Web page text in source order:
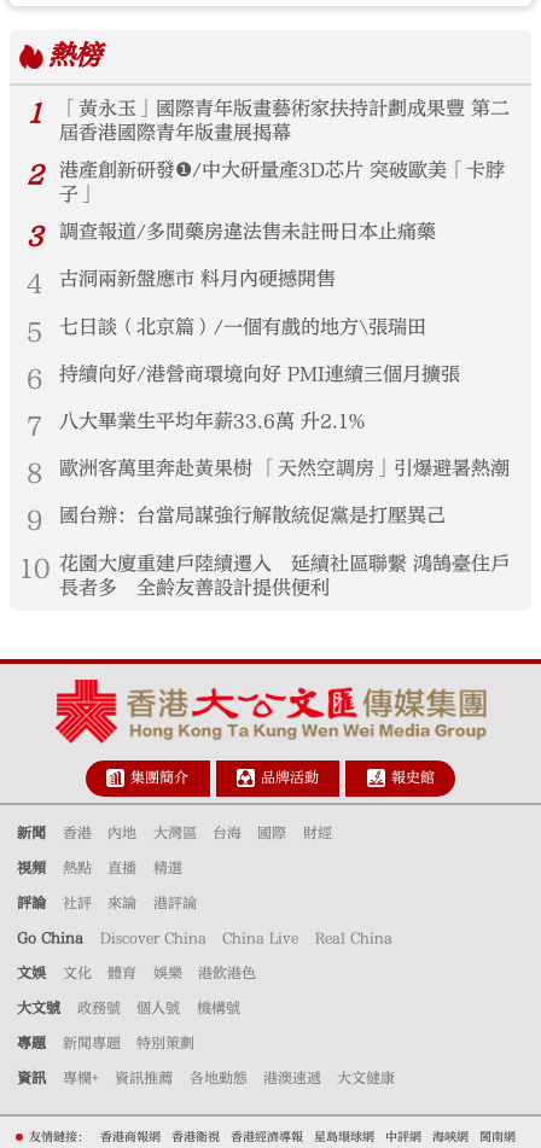
熱榜
1
「黃永玉」國際青年版畫藝術家扶持計劃成果豐 第二
屆香港國際青年版畫展揭幕
2
港產創新研發❶/中大研量產3D芯片 突破歐美「卡脖
子」
3 調查報道/多間藥房違法售未註冊日本止痛藥
4 古洞兩新盤應市 料月內硬撼開售
5 七日談（北京篇）/一個有戲的地方\張瑞田
6 持續向好/港營商環境向好 PMI連續三個月擴張
7 八大畢業生平均年薪33.6萬 升2.1%
8 歐洲客萬里奔赴黃果樹 「天然空調房」引爆避暑熱潮
9 國台辦：台當局謀強行解散統促黨是打壓異己
10 花園大廈重建戶陸續遷入 延續社區聯繫 鴻鵠臺住戶
長者多 全齡友善設計提供便利
集團簡介 品牌活動 報史館
新聞 香港 內地 大灣區 台海 國際 財經
視頻 熱點 直播 精選
評論 社評 來論 港評論
Go China Discover China China Live Real China
文娛 文化 體育 娛樂 港飲港色
大文號 政務號 個人號 機構號
專題 新聞專題 特別策劃
資訊 專欄+ 資訊推薦 各地動態 港澳速遞 大文健康
友情鏈接： 香港商報網 香港衛視 香港經濟導報 星島環球網 中評網 海峽網
閩南網